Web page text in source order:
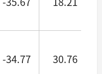
-34.77 30.76